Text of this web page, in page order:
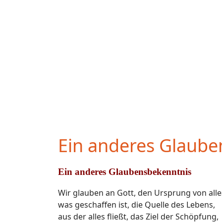
Ein anderes
Ein anderes Glaubensbekenntnis
Wir glauben an Gott, den Ursprung von
was geschaffen ist, die Quelle des Lebens,
aus der alles fließt, das Ziel der Schöpfung,